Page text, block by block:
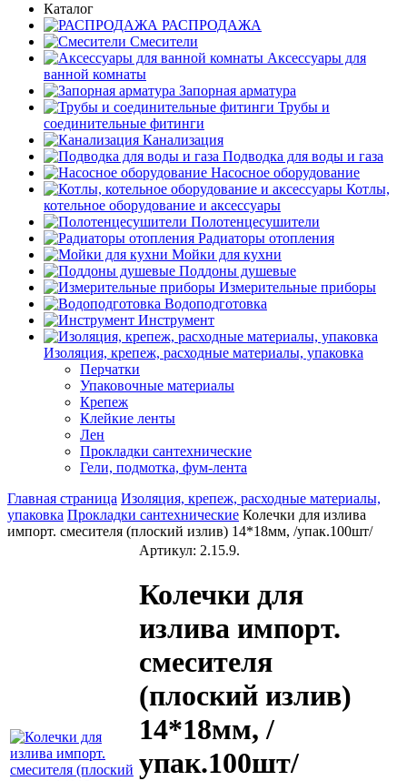
Каталог
РАСПРОДАЖА
Смесители
Аксессуары для
ванной комнаты
Запорная арматура
Трубы и
соединительные фитинги
Канализация
Подводка для воды и газа
Насосное оборудование
Котлы,
котельное оборудование и аксессуары
Полотенцесушители
Радиаторы отопления
Мойки для кухни
Поддоны душевые
Измерительные приборы
Водоподготовка
Инструмент
Изоляция, крепеж, расходные материалы, упаковка
Перчатки
Упаковочные материалы
Крепеж
Клейкие ленты
Лен
Прокладки сантехнические
Гели, подмотка, фум-лента
Главная страница Изоляция, крепеж, расходные материалы,
упаковка Прокладки сантехнические Колечки для излива
импорт. смесителя (плоский излив) 14*18мм, /упак.100шт/
Артикул: 2.15.9.
Колечки для
излива импорт.
смесителя
(плоский излив)
14*18мм, /
упак.100шт/